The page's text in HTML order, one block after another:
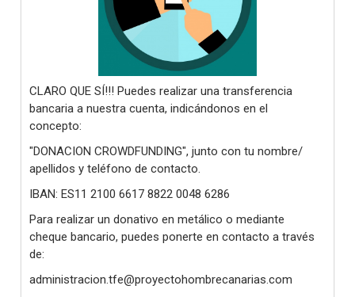
CLARO QUE SÍ!!! Puedes realizar una transferencia
bancaria a nuestra cuenta, indicándonos en el
concepto:
"DONACION CROWDFUNDING", junto con tu nombre/
apellidos y teléfono de contacto.
IBAN: ES11 2100 6617 8822 0048 6286
Para realizar un donativo en metálico o mediante
cheque bancario, puedes ponerte en contacto a través
de:
administracion.tfe@proyectohombrecanarias.com